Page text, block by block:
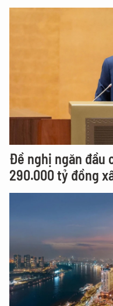
Đề nghị ngăn đầu
290.000 tỷ đồng